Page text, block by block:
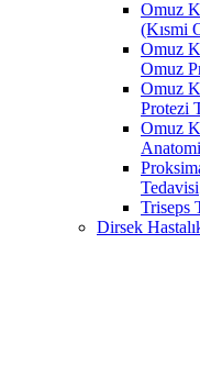
Omuz
(Kısmi
Omuz
Omuz
Omuz
Protezi
Omuz
Tedavisi
Triseps
Dirsek